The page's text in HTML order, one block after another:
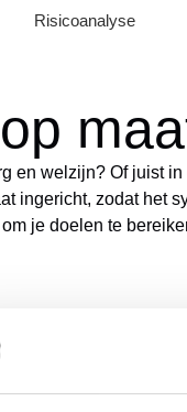
Risicoanalyse
en welzijn? Of juist
ingericht, zodat het
je doelen te